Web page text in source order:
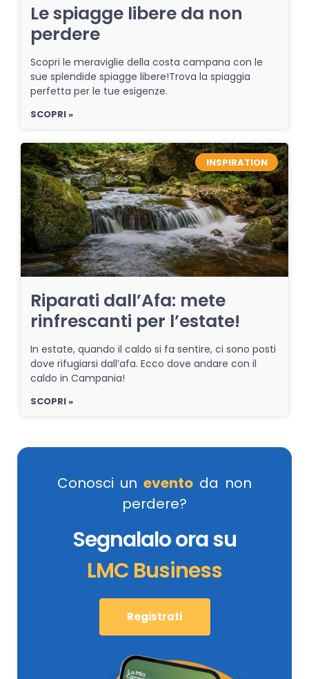
Le spiagge libere da non
perdere
Scopri le meraviglie della costa campana con le
sue splendide spiagge libere!Trova la spiaggia
perfetta per le tue esigenze.
SCOPRI »
INSPIRATION
Riparati dall’Afa: mete
rinfrescanti per l’estate!
In estate, quando il caldo si fa sentire, ci sono posti
dove rifugiarsi dall’afa. Ecco dove andare con il
caldo in Campania!
SCOPRI »
Conosci un evento da non
perdere?
Segnalalo ora su
LMC Business
Registrati